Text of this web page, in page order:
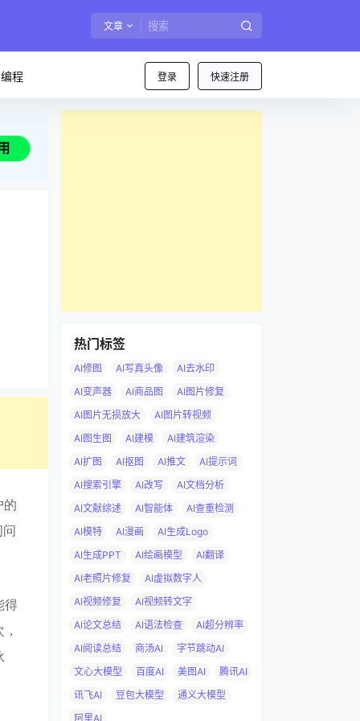
文章
登录 快速注册
程
的
得
热门标签
AI修图 AI写真头像
AI去水印
AI变声器
AI商品图
AI图片修复
AI图片无损放大
AI图片转视频
AI图生图
AI建模
AI建筑渲染
AI扩图
AI抠图 AI推文
AI提示词
AI搜索引擎
AI改写
AI文档分析
AI文献综述
AI智能体
AI查重检测
AI模特
AI漫画
AI生成Logo
AI生成PPT
AI绘画模型
AI翻译
AI老照片修复
AI虚拟数字人
AI视频修复
AI视频转文字
AI论文总结
AI语法检查
AI超分辨率
AI阅读总结
商汤AI
字节跳动AI
文心大模型
百度AI 美图AI
腾讯AI
讯飞AI
豆包大模型
通义大模型
阿里AI